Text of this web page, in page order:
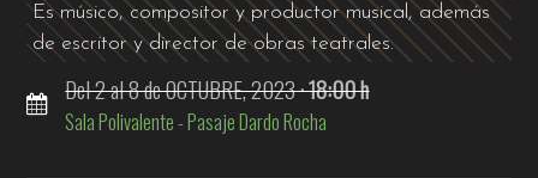
Es músico, compositor y productor musical, además
de escritor y director de obras teatrales.
Del 2 al 8 de OCTUBRE, 2023· 18:00 h
Sala Polivalente - Pasaje Dardo Rocha